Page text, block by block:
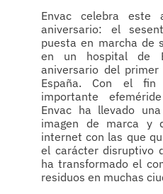
Envac celebra
aniversario: el
puesta en marcha de
en un hospital de
aniversario del
España. Con el fin
importante
Envac ha llevado
imagen de marca y
internet con las que
el carácter disruptivo
ha transformado el
residuos en muchas